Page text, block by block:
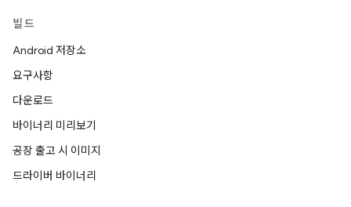
빌드
Android 저장소
요구사항
다운로드
바이너리 미리보기
공장 출고 시 이미지
드라이버 바이너리